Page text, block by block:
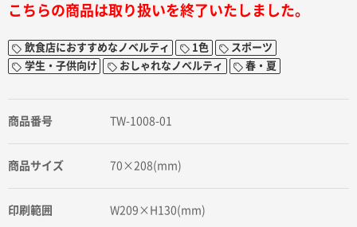
こちらの商品は取り扱いを終了いたしました。
飲食店におすすめなノベルティ 1色
スポーツ
学生・子供向け
おしゃれなノベルティ 春・夏
商品番号 TW-1008-01
商品サイズ 70×208(mm)
印刷範囲 W209×H130(mm)